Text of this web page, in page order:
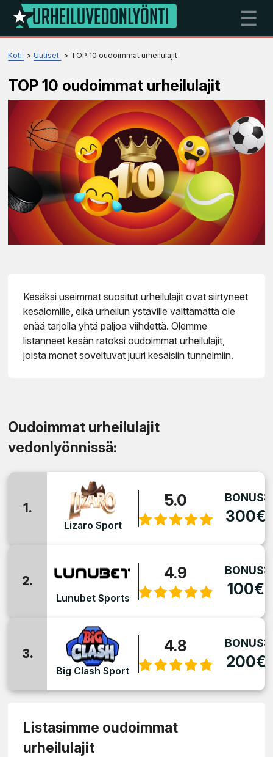
☰
Koti Uutiset TOP 10 oudoimmat urheilulajit
TOP 10 oudoimmat urheilulajit
Kesäksi useimmat suositut urheilulajit ovat siirtyneet
kesälomille, eikä urheilun ystäville välttämättä ole
enää tarjolla yhtä paljoa viihdettä. Olemme
listanneet kesän ratoksi oudoimmat urheilulajit,
joista monet soveltuvat juuri kesäisiin tunnelmiin.
Oudoimmat urheilulajit
vedonlyönnissä:
1.
Lizaro Sport
5.0 BONUS:
300€
2.
Lunubet Sports
4.9 BONUS:
100€
3.
Big Clash Sport
4.8 BONUS:
200€
Listasimme oudoimmat
urheilulajit